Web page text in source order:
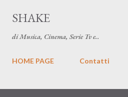
SHAKE
di Musica, Cinema, Serie Tv e..
HOME PAGE Contatti